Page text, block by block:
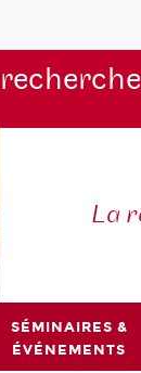
La
SÉMINAIRES &
ÉVÉNEMENTS